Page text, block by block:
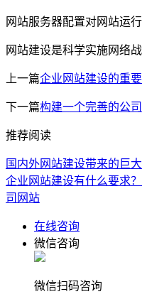
网站服务器配置对网站运
网站建设是科学实施网络
上一篇企业网站建设的重
下一篇构建一个完善的公
推荐阅读
国内外网站建设带来的巨
企业网站建设有什么要求？
司网站
在线咨询
微信咨询
微信扫码咨询